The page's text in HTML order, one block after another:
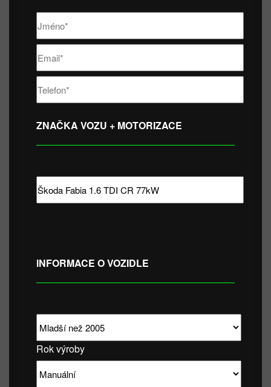
ZNAČKA VOZU + MOTORIZACE
INFORMACE O VOZIDLE
Rok výroby